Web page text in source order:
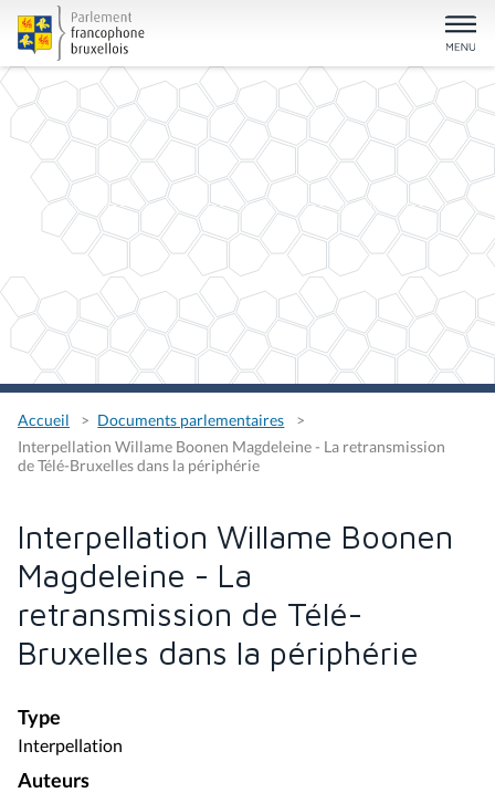
Accueil
Documents parlementaires
Interpellation Willame Boonen Magdeleine - La retransmission
de Télé-Bruxelles dans la périphérie
Interpellation Willame Boonen
Magdeleine - La
retransmission de Télé-
Bruxelles dans la périphérie
Type
Interpellation
Auteurs